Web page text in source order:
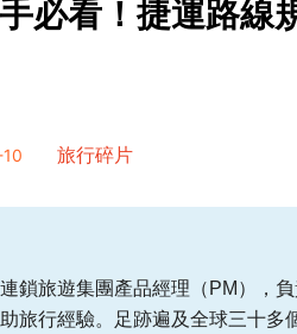
必看！捷運路線
旅行碎片
鎖旅遊集團產品經理（PM），
旅行經驗。足跡遍及全球三十多